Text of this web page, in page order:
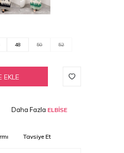
48 50 52
EKLE
Daha Fazla ELBİSE
Tavsiye Et